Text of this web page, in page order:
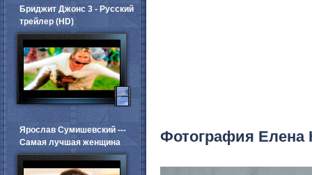
Фотография Елена
Бриджит Джонс 3 - Русский
трейлер (HD)
Ярослав Сумишевский ---
Самая лучшая женщина